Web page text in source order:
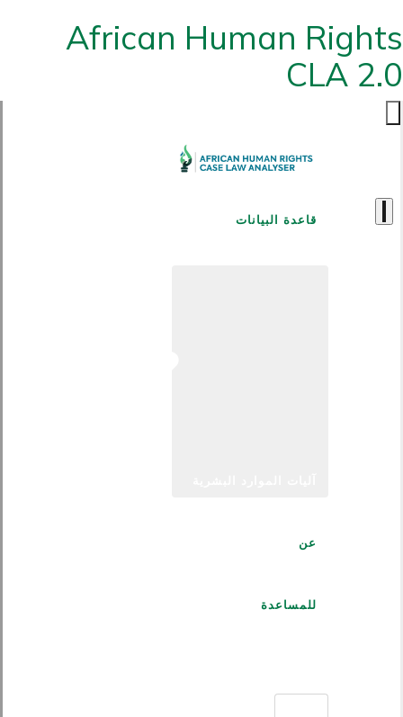
African Human Rights
CLA 2.0
قاعدة البيانات
عن
للمساعدة